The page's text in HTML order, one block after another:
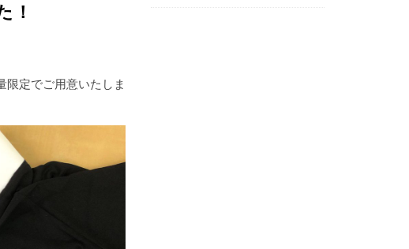
！
定でご用意いたしま